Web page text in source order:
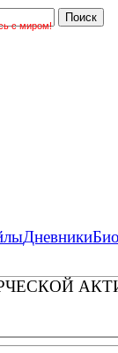
с миром!
Дневники